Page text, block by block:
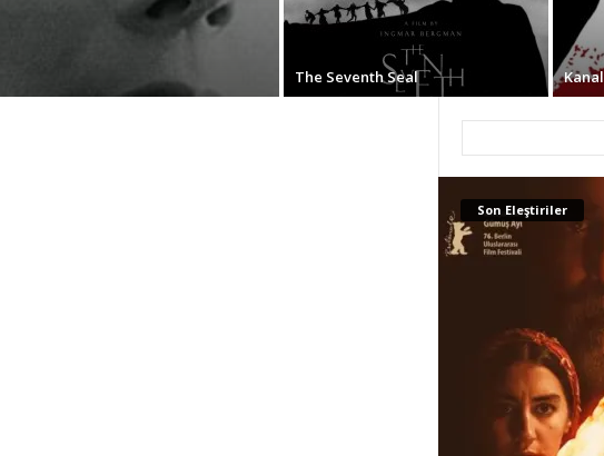
The Seventh Seal Kanal
Son Eleştiriler